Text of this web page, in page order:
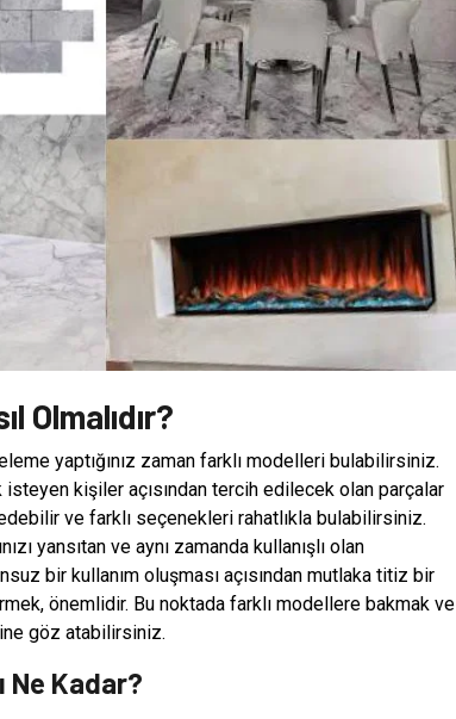
Olmalıdır?
yaptığınız zaman farklı modelleri bulabilirsiniz.
kişiler açısından tercih edilecek olan parçalar
ve farklı seçenekleri rahatlıkla bulabilirsiniz.
yansıtan ve aynı zamanda kullanışlı olan
bir kullanım oluşması açısından mutlaka titiz bir
önemlidir. Bu noktada farklı modellere bakmak ve
göz atabilirsiniz.
Ne Kadar?